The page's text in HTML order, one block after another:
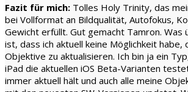
Fazit für mich: Tolles Holy Trinity, das
bei Vollformat an Bildqualität, Autofokus,
Gewicht erfüllt. Gut gemacht Tamron. Was
ist, dass ich aktuell keine Möglichkeit habe,
Objektive zu aktualisieren. Ich bin ja ein
iPad die aktuellen iOS Beta-Varianten
immer aktuell hält und auch alle meine